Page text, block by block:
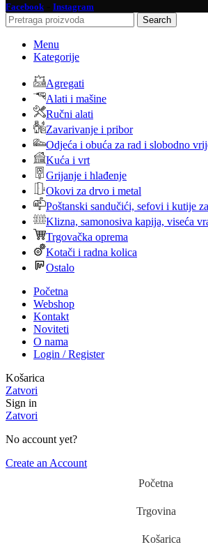
Facebook
Instagram
Search
Menu
Kategorije
Agregati
Alati i mašine
Ručni alati
Zavarivanje i pribor
Odjeća i obuća za rad i slobodno
Kuća i vrt
Grijanje i hlađenje
Okovi za drvo i metal
Poštanski sandučići, sefovi i kutije
Klizna, samonosiva kapija, viseća
Trgovačka oprema
Kotači i radna kolica
Ostalo
Početna
Webshop
Kontakt
Noviteti
O nama
Login / Register
Košarica
Zatvori
Sign in
Zatvori
No account yet?
Create an Account
Početna
Trgovina
Košarica